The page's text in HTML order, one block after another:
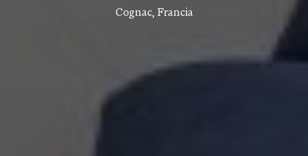
Cognac, Francia